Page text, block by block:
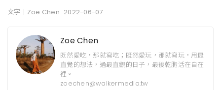
文字｜Zoe Chen 2022-06-07
Zoe Chen
既然愛吃，那就寫吃；既然愛玩，那就寫玩，用最
直覺的想法，過最直觀的日子，最後乾脆活在自在
裡。
zoechen@walkermedia.tw